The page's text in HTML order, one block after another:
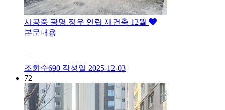
시공중 광명 정우 연립 재건축 12월
본문내용
조회수690 작성일 2025-12-03
72